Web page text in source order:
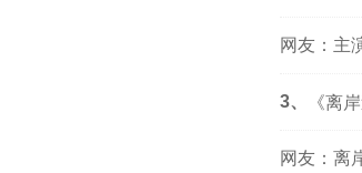
网友：主
3、 《离
网友：离